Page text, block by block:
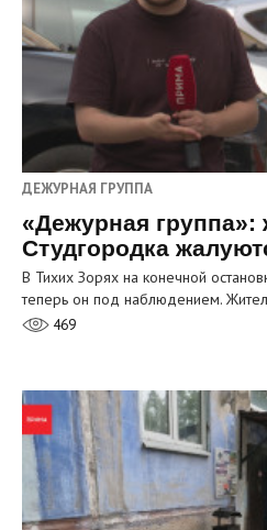
ДЕЖУРНАЯ ГРУППА
«Дежурная группа»:
Студгородка
В Тихих Зорях на конечной
теперь он под наблюдением.
469